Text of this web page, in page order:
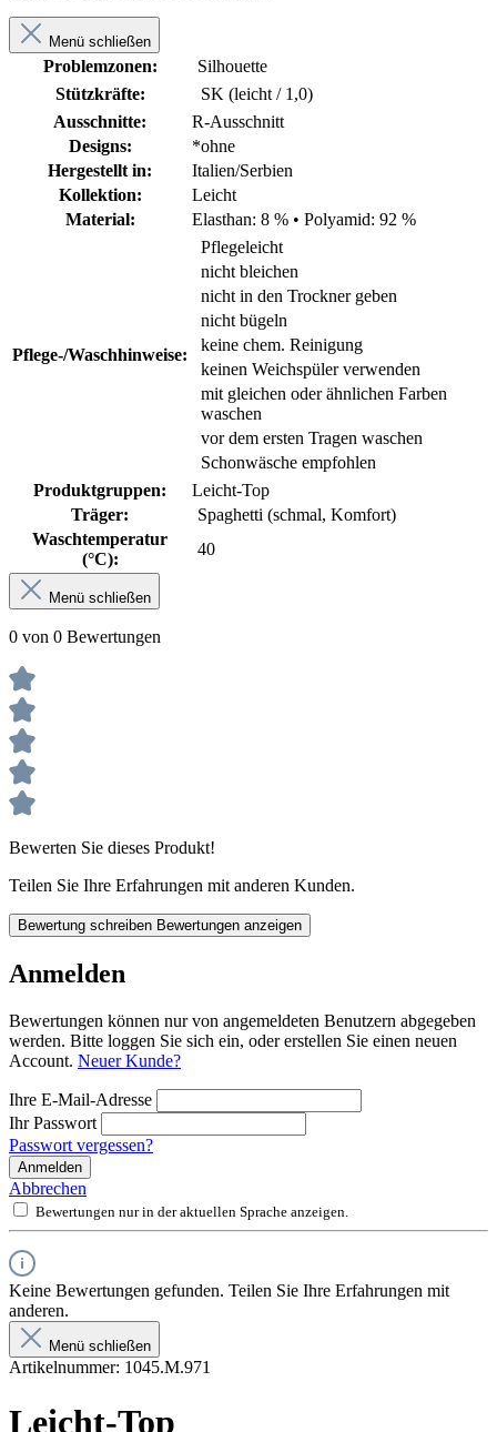
Menü schließen
Problemzonen:
Silhouette
Stützkräfte:
SK (leicht / 1,0)
Ausschnitte:
R-Ausschnitt
Designs:
*ohne
Hergestellt in:
Italien/Serbien
Kollektion:
Leicht
Material:
Elasthan: 8 % • Polyamid: 92 %
Pflege-/Waschhinweise:
Pflegeleicht
nicht bleichen
nicht in den Trockner geben
nicht bügeln
keine chem. Reinigung
keinen Weichspüler verwenden
mit gleichen oder ähnlichen Farben
waschen
vor dem ersten Tragen waschen
Schonwäsche empfohlen
Produktgruppen:
Leicht-Top
Träger:
Spaghetti (schmal, Komfort)
Waschtemperatur
(°C):
40
Menü schließen
0 von 0 Bewertungen
Bewerten Sie dieses Produkt!
Teilen Sie Ihre Erfahrungen mit anderen Kunden.
Bewertung schreiben Bewertungen anzeigen
Anmelden
Bewertungen können nur von angemeldeten Benutzern abgegeben
werden. Bitte loggen Sie sich ein, oder erstellen Sie einen neuen
Account. Neuer Kunde?
Ihre E-Mail-Adresse
Ihr Passwort
Passwort vergessen?
Anmelden
Abbrechen
Bewertungen nur in der aktuellen Sprache anzeigen.
Keine Bewertungen gefunden. Teilen Sie Ihre Erfahrungen mit
anderen.
Menü schließen
Artikelnummer: 1045.M.971
Leicht-Top